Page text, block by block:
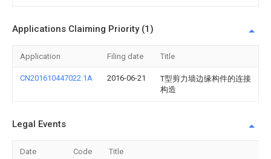
Applications Claiming Priority (1)
Application Filing date Title
CN201610447022.1A 2016-06-21
T型剪力墙边缘构件的连接
构造
Legal Events
Date Code Title